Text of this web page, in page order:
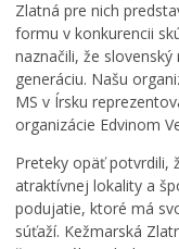
Zlatná pre nich
formu v konkurencii
naznačili, že
generáciu. Našu
MS v Írsku
organizácie Edvinom
Preteky opäť potvrdili,
atraktívnej lokality a
podujatie, ktoré má
súťaží. Kežmarská
Č
o
m
u
s
a
v
e
r
á
z
d
n
i
n
y
,
p
r
v
i
t
y
p
o
k
r
a
č
u